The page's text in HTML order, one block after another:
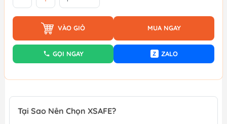
VÀO GIỎ MUA NGAY
GỌI NGAY Z ZALO
Tại Sao Nên Chọn XSAFE?